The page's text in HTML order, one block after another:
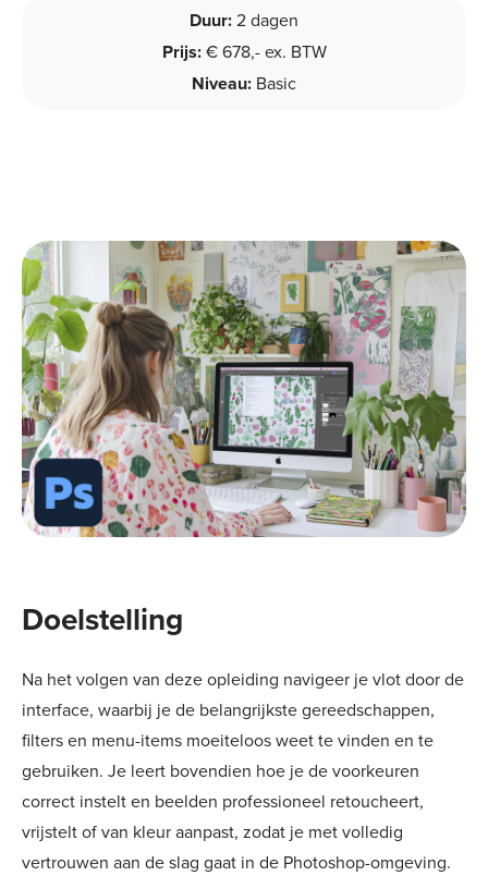
Duur:2 dagen
Prijs:€ 678,- ex. BTW
Niveau: Basic
Doelstelling
Na het volgen van deze opleiding navigeer je vlot door de
interface, waarbij je de belangrijkste gereedschappen,
filters en menu-items moeiteloos weet te vinden en te
gebruiken. Je leert bovendien hoe je de voorkeuren
correct instelt en beelden professioneel retoucheert,
vrijstelt of van kleur aanpast, zodat je met volledig
vertrouwen aan de slag gaat in de Photoshop-omgeving.